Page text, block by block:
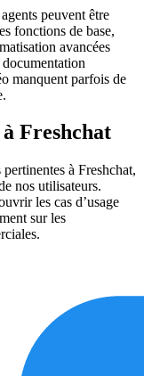
peuvent être
fonctions de base,
avancées
manquent parfois de
Freshchat
à Freshchat,
nos utilisateurs.
les cas d’usage
sur les